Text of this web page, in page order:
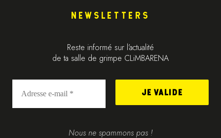
NEWSLETTERS
Reste informé sur l’actualité
de ta salle de grimpe CLiMBARENA
Nous ne spammons pas !